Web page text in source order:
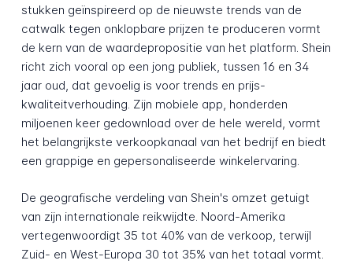
stukken geïnspireerd op de nieuwste trends van de
catwalk tegen onklopbare prijzen te produceren vormt
de kern van de waardepropositie van het platform. Shein
richt zich vooral op een jong publiek, tussen 16 en 34
jaar oud, dat gevoelig is voor trends en prijs-
kwaliteitverhouding. Zijn mobiele app, honderden
miljoenen keer gedownload over de hele wereld, vormt
het belangrijkste verkoopkanaal van het bedrijf en biedt
een grappige en gepersonaliseerde winkelervaring.
De geografische verdeling van Shein's omzet getuigt
van zijn internationale reikwijdte. Noord-Amerika
vertegenwoordigt 35 tot 40% van de verkoop, terwijl
Zuid- en West-Europa 30 tot 35% van het totaal vormt.